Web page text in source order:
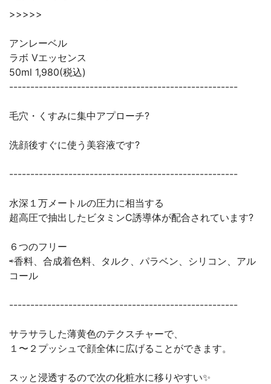
>>>>>
アンレーベル
ラボ Vエッセンス
50ml 1,980(税込)
------------------------------------------------------
毛穴・くすみに集中アプローチ?
洗顔後すぐに使う美容液です?
------------------------------------------------------
水深１万メートルの圧力に相当する
超高圧で抽出したビタミンC誘導体が配合されています?
６つのフリー
⇨香料、合成着色料、タルク、パラベン、シリコン、アル
コール
------------------------------------------------------
サラサラした薄黄色のテクスチャーで、
１〜２プッシュで顔全体に広げることができます。
スッと浸透するので次の化粧水に移りやすい✨